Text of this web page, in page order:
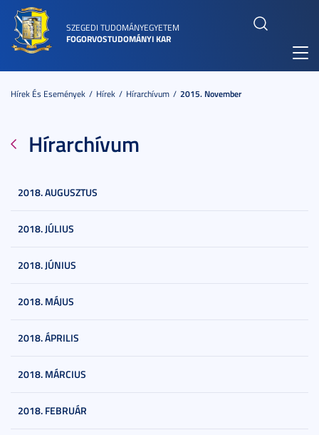
SZEGEDI TUDOMÁNYEGYETEM
FOGORVOSTUDOMÁNYI KAR
Hírek És Események Hírek Hírarchívum 2015. November
Hírarchívum
2018. AUGUSZTUS
2018. JÚLIUS
2018. JÚNIUS
2018. MÁJUS
2018. ÁPRILIS
2018. MÁRCIUS
2018. FEBRUÁR